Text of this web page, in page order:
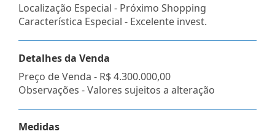
Localização Especial - Próximo Shopping
Característica Especial - Excelente invest.
Detalhes da Venda
Preço de Venda - R$ 4.300.000,00
Observações - Valores sujeitos a alteração
Medidas